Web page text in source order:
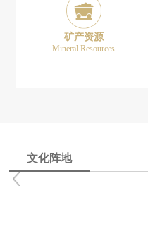
矿产资源
Mineral Resources
文化阵地